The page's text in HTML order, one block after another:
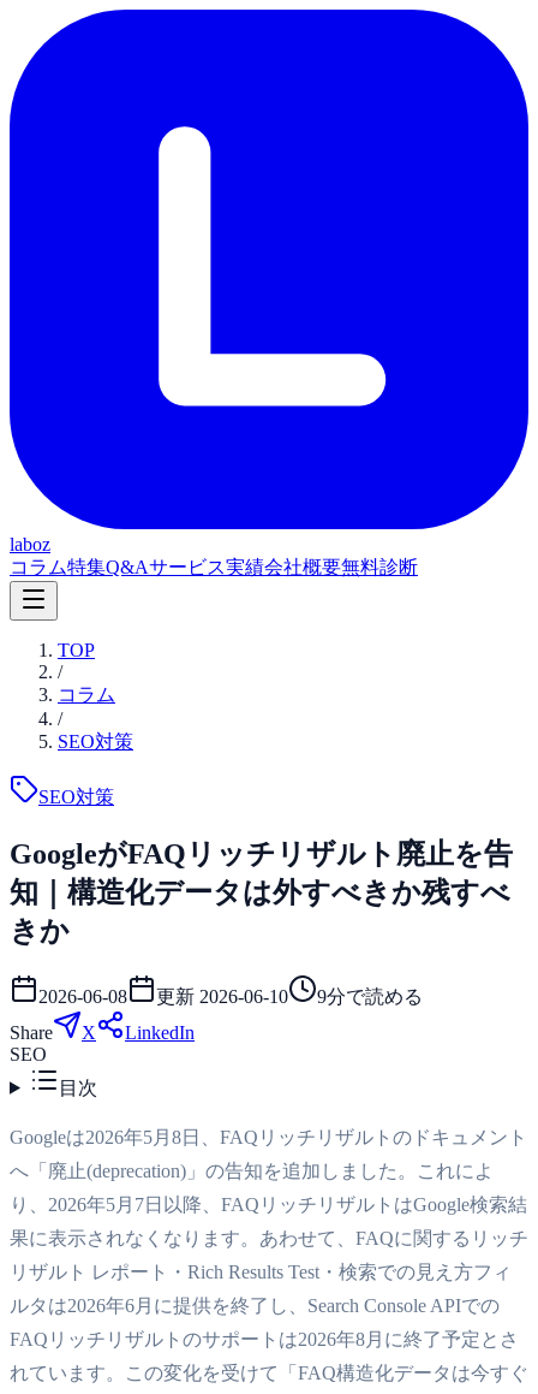
laboz
コラム特集Q&Aサービス実績会社概要無料診断
TOP
/
コラム
/
SEO対策
SEO対策
GoogleがFAQリッチリザルト廃止を告
知｜構造化データは外すべきか残すべ
きか
2026-06-08 更新 2026-06-10 9分で読める
Share
X
LinkedIn
SEO
目次
Googleは2026年5月8日、FAQリッチリザルトのドキュメント
へ「廃止(deprecation)」の告知を追加しました。これによ
り、2026年5月7日以降、FAQリッチリザルトはGoogle検索結
果に表示されなくなります。あわせて、FAQに関するリッチ
リザルト レポート・Rich Results Test・検索での見え方フィ
ルタは2026年6月に提供を終了し、Search Console APIでの
FAQリッチリザルトのサポートは2026年8月に終了予定とさ
れています。この変化を受けて「FAQ構造化データは今すぐ